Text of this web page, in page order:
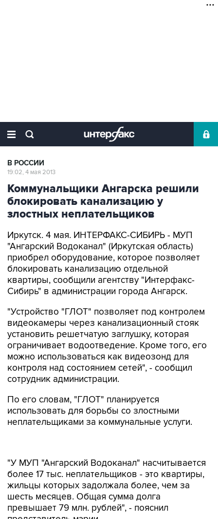
В РОССИИ
19:02, 4 мая 2013
Коммунальщики Ангарска решили
блокировать канализацию у
злостных неплательщиков
Иркутск. 4 мая. ИНТЕРФАКС-СИБИРЬ - МУП
"Ангарский Водоканал" (Иркутская область)
приобрел оборудование, которое позволяет
блокировать канализацию отдельной
квартиры, сообщили агентству "Интерфакс-
Сибирь" в администрации города Ангарск.
"Устройство "ГЛОТ" позволяет под контролем
видеокамеры через канализационный стояк
установить решетчатую заглушку, которая
ограничивает водоотведение. Кроме того, его
можно использоваться как видеозонд для
контроля над состоянием сетей", - сообщил
сотрудник администрации.
По его словам, "ГЛОТ" планируется
использовать для борьбы со злостными
неплательщиками за коммунальные услуги.
жильцы которых задолжала более, чем за
шесть месяцев. Общая сумма долга
превышает 79 млн. рублей", - пояснил
представитель мэрии.